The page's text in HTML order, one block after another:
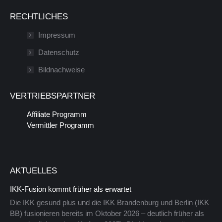
wird
Fenster
Seite
wird
neuen
geöffnet
RECHTLICHES
Impressum
Datenschutz
Bildnachweise
VERTRIEBSPARTNER
Affiliate Programm
Vermittler Programm
AKTUELLES
IKK-Fusion kommt früher als erwartet
Die IKK gesund plus und die IKK Brandenburg und Berlin (IKK
BB) fusionieren bereits im Oktober 2026 – deutlich früher als